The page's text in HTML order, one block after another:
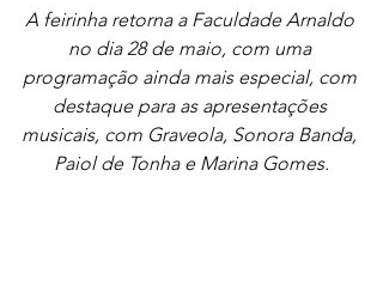
A feirinha retorna a Faculdade Arnaldo
no dia 28 de maio, com uma
programação ainda mais especial, com
destaque para as apresentações
musicais, com Graveola, Sonora Banda,
Paiol de Tonha e Marina Gomes.